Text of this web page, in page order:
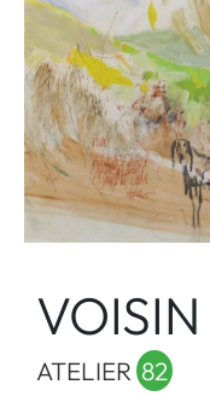
ATELIER 82